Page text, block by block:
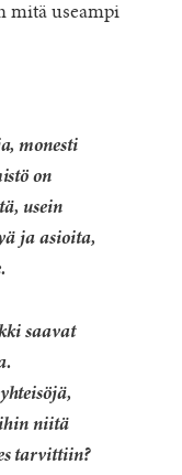
mitä useampi
monesti
on
usein
ja asioita,
saavat
niitä
tarvittiin?